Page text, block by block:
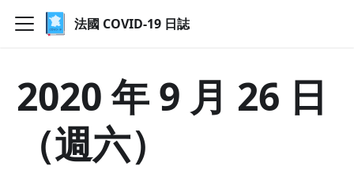
法國 COVID-19 日誌
2020 年 9 月 26 日
（週六）